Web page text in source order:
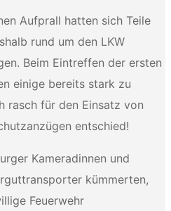
Aufprall hatten sich Teile
rund um den LKW
Beim Eintreffen der ersten
einige bereits stark zu
rasch für den Einsatz von
entschied!
Kameradinnen und
kümmerten,
Feuerwehr